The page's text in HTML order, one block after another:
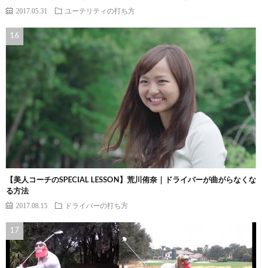
2017.05.31 ユーテリティの打ち方
【美人コーチのSPECIAL LESSON】荒川侑奈｜ドライバーが曲がらなくな
る方法
2017.08.15 ドライバーの打ち方